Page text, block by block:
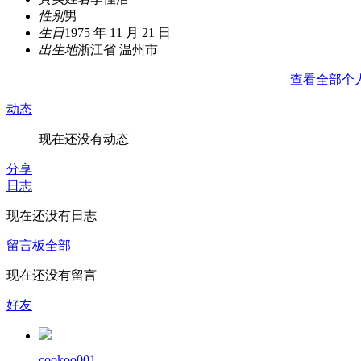
性别男
生日1975 年 11 月 21 日
出生地浙江省 温州市
查看全部个
动态
现在还没有动态
分享
日志
现在还没有日志
留言板全部
现在还没有留言
好友